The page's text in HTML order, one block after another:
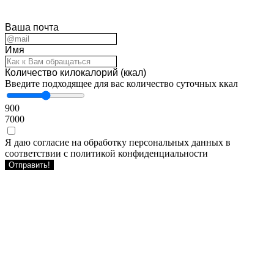
Ваша почта
Имя
Количество килокалорий (ккал)
Введите подходящее для вас количество суточных ккал
900
7000
Я даю согласие на обработку персональных данных в
соответствии с политикой конфиденциальности
Отправить!